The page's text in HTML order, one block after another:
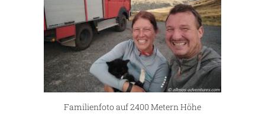
Familienfoto auf 2400 Metern Höhe